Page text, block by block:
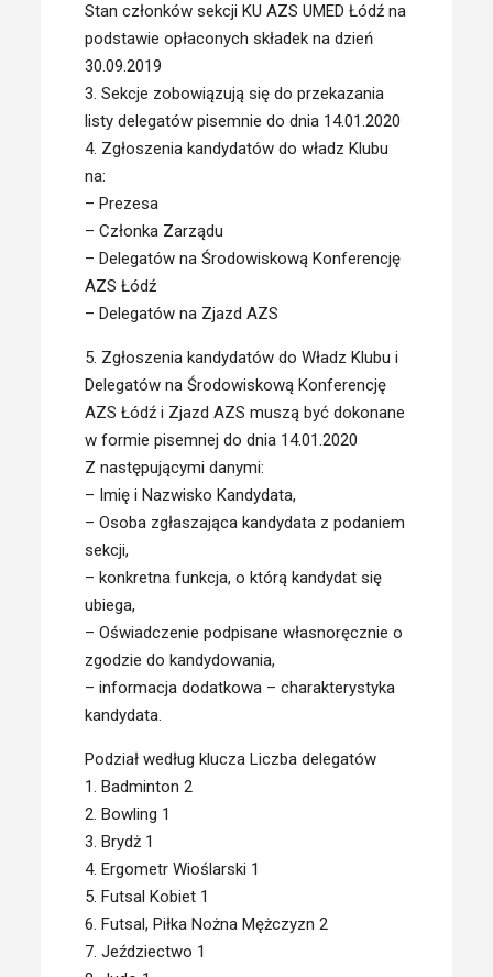
Stan członków sekcji KU AZS UMED Łódź na
podstawie opłaconych składek na dzień
30.09.2019
3. Sekcje zobowiązują się do przekazania
listy delegatów pisemnie do dnia 14.01.2020
4. Zgłoszenia kandydatów do władz Klubu
na:
– Prezesa
– Członka Zarządu
– Delegatów na Środowiskową Konferencję
AZS Łódź
– Delegatów na Zjazd AZS
5. Zgłoszenia kandydatów do Władz Klubu i
Delegatów na Środowiskową Konferencję
AZS Łódź i Zjazd AZS muszą być dokonane
w formie pisemnej do dnia 14.01.2020
Z następującymi danymi:
– Imię i Nazwisko Kandydata,
– Osoba zgłaszająca kandydata z podaniem
sekcji,
– konkretna funkcja, o którą kandydat się
ubiega,
– Oświadczenie podpisane własnoręcznie o
zgodzie do kandydowania,
– informacja dodatkowa – charakterystyka
kandydata.
Podział według klucza Liczba delegatów
1. Badminton 2
2. Bowling 1
3. Brydż 1
4. Ergometr Wioślarski 1
5. Futsal Kobiet 1
6. Futsal, Piłka Nożna Mężczyzn 2
7. Jeździectwo 1